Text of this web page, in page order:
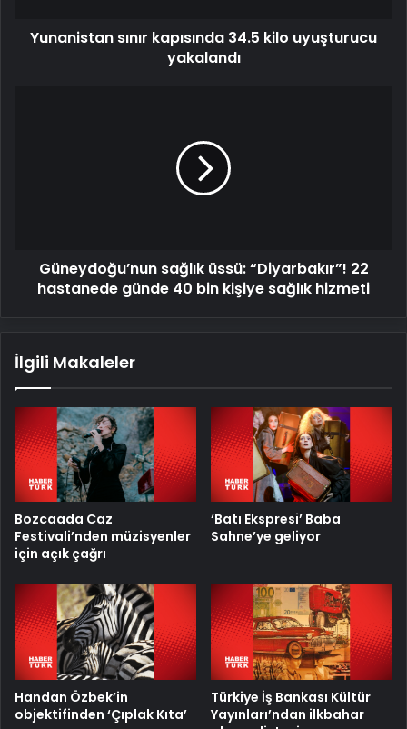
Yunanistan sınır kapısında 34.5 kilo uyuşturucu
yakalandı
kişiye
sağlık
Güneydoğu’nun sağlık üssü: “Diyarbakır”! 22
hastanede günde 40 bin kişiye sağlık hizmeti
İlgili Makaleler
Bozcaada Caz
Festivali’nden müzisyenler
için açık çağrı
‘Batı Ekspresi’ Baba
Sahne’ye geliyor
Handan Özbek’in
objektifinden ‘Çıplak Kıta’
Türkiye İş Bankası Kültür
Yayınları’ndan ilkbahar